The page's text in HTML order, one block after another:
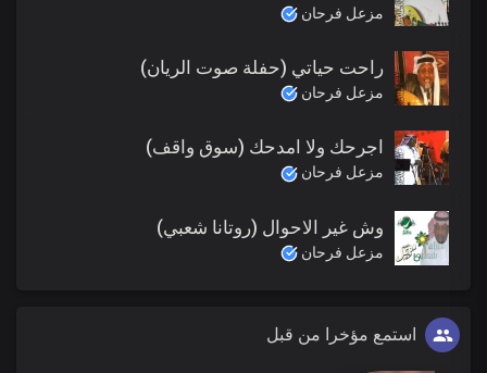
مزعل فرحان
راحت حياتي (حفلة صوت الريان)
مزعل فرحان
اجرحك ولا امدحك (سوق واقف)
مزعل فرحان
وش غير الاحوال (روتانا شعبي)
مزعل فرحان
استمع مؤخرا من قبل